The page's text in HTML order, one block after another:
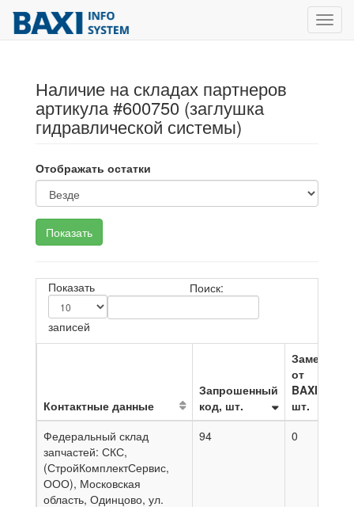
Наличие на складах партнеров
артикула #600750 (заглушка
гидравлической системы)
Отображать остатки
Показать
записей
Поиск:
Контактные данные
Запрошенный
код, шт.
Замена
от
BAXI,
шт.
Федеральный склад
запчастей: СКС,
(СтройКомплектСервис,
ООО), Московская
область, Одинцово, ул.
94 0